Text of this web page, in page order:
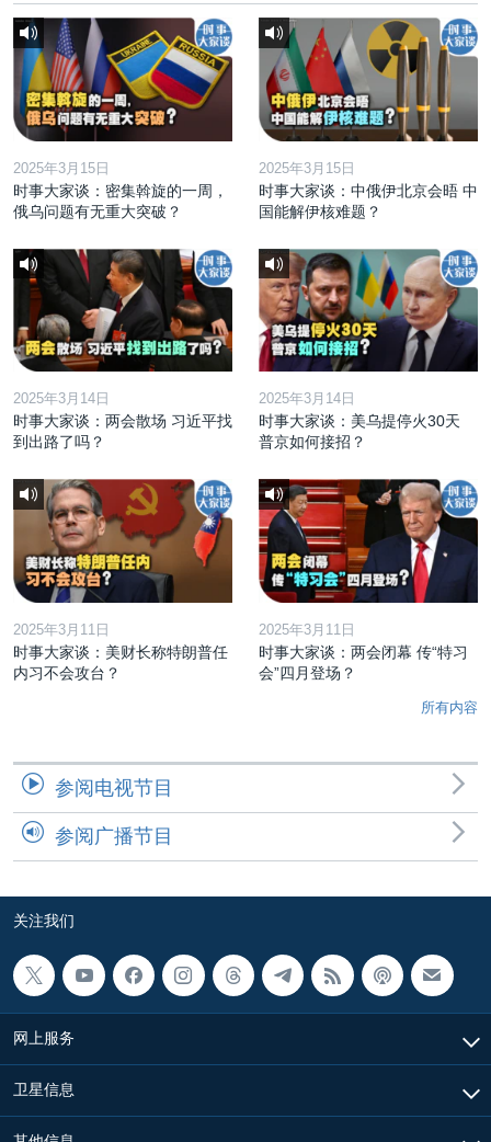
2025年3月15日
时事大家谈：密集斡旋的一周，
俄乌问题有无重大突破？
2025年3月15日
时事大家谈：中俄伊北京会晤 中
国能解伊核难题？
2025年3月14日
时事大家谈：两会散场 习近平找
到出路了吗？
2025年3月14日
时事大家谈：美乌提停火30天
普京如何接招？
2025年3月11日
时事大家谈：美财长称特朗普任
内习不会攻台？
2025年3月11日
时事大家谈：两会闭幕 传“特习
会”四月登场？
所有内容
参阅电视节目
参阅广播节目
关注我们
网上服务
卫星信息